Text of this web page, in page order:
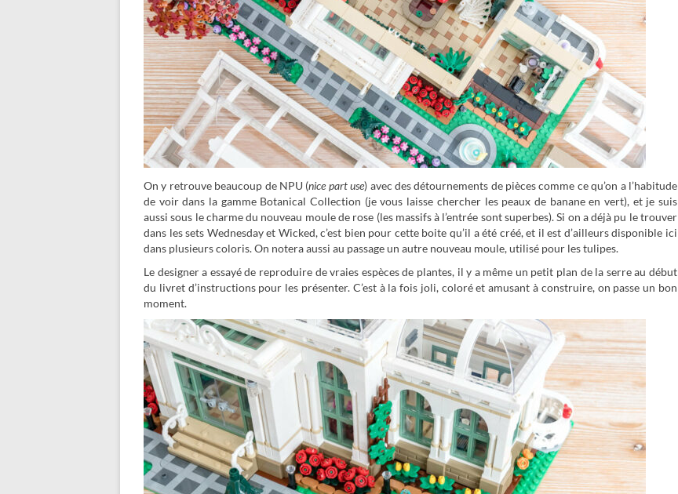
On y retrouve beaucoup de NPU (nice part use) avec des détournements de pièces comme ce qu’on a l’habitude
de voir dans la gamme Botanical Collection (je vous laisse chercher les peaux de banane en vert), et je suis
aussi sous le charme du nouveau moule de rose (les massifs à l’entrée sont superbes). Si on a déjà pu le trouver
dans les sets Wednesday et Wicked, c’est bien pour cette boite qu’il a été créé, et il est d’ailleurs disponible ici
dans plusieurs coloris. On notera aussi au passage un autre nouveau moule, utilisé pour les tulipes.
Le designer a essayé de reproduire de vraies espèces de plantes, il y a même un petit plan de la serre au début
du livret d’instructions pour les présenter. C’est à la fois joli, coloré et amusant à construire, on passe un bon
moment.